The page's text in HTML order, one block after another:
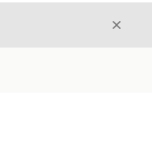
結束